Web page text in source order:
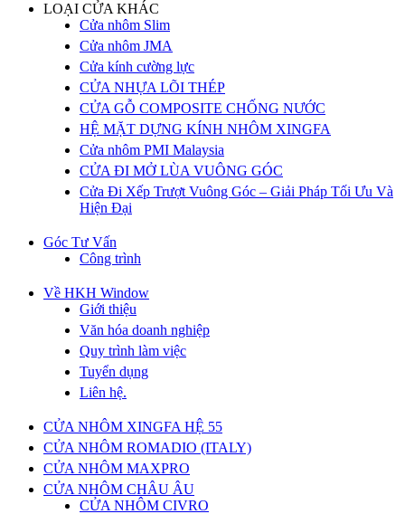
LOẠI CỬA KHÁC
Cửa nhôm Slim
Cửa nhôm JMA
Cửa kính cường lực
CỬA NHỰA LÕI THÉP
CỬA GỖ COMPOSITE CHỐNG NƯỚC
HỆ MẶT DỰNG KÍNH NHÔM XINGFA
Cửa nhôm PMI Malaysia
CỬA ĐI MỞ LÙA VUÔNG GÓC
Cửa Đi Xếp Trượt Vuông Góc – Giải Pháp Tối Ưu Và
Hiện Đại
Góc Tư Vấn
Công trình
Về HKH Window
Giới thiệu
Văn hóa doanh nghiệp
Quy trình làm việc
Tuyển dụng
Liên hệ.
CỬA NHÔM XINGFA HỆ 55
CỬA NHÔM ROMADIO (ITALY)
CỬA NHÔM MAXPRO
CỬA NHÔM CHÂU ÂU
CỬA NHÔM CIVRO